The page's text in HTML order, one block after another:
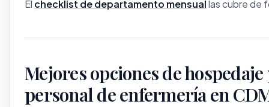
El checklist de departamento mensuallas cubre de
Mejores opciones de hospedaje
personal de enfermería en